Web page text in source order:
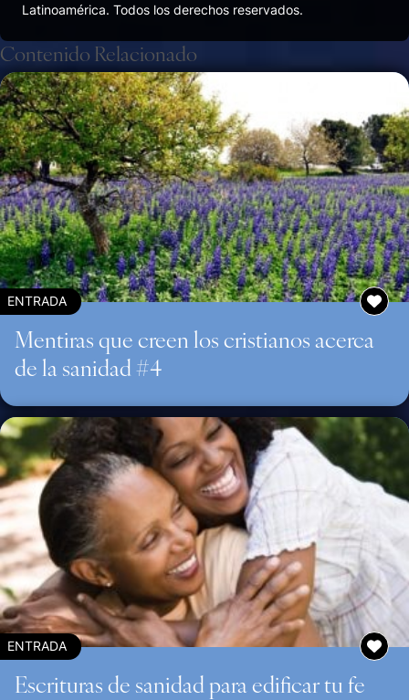
Latinoamérica. Todos los derechos reservados.
Contenido Relacionado
ENTRADA
Mentiras que creen los cristianos acerca
de la sanidad #4
ENTRADA
Escrituras de sanidad para edificar tu fe